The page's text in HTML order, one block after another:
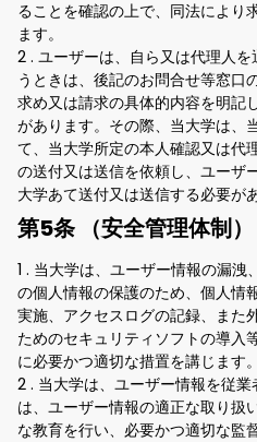
ることを確認の上で、同法により
ます。
2 . ユーザーは、自ら又は代理人
うときは、後記のお問合せ等窓口
求め又は請求の具体的内容を明記
があります。その際、当大学は、
て、当大学所定の本人確認又は代
の送付又は送信を依頼し、ユーザ
大学あて送付又は送信する必要が
第5条 （安全管理体制）
1 . 当大学は、ユーザー情報の漏
の個人情報の保護のため、個人情
実施、アクセスログの記録、また
ためのセキュリティソフトの導入
に必要かつ適切な措置を講じます。
2 . 当大学は、ユーザー情報を従
は、ユーザー情報の適正な取り扱
な教育を行い、必要かつ適切な監